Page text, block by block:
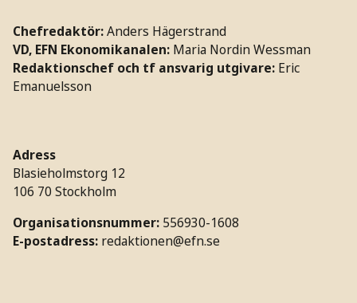
Chefredaktör:Anders Hägerstrand
VD, EFN Ekonomikanalen: Maria Nordin Wessman
Redaktionschef och tf ansvarig utgivare: Eric
Emanuelsson
Adress
Blasieholmstorg 12
106 70 Stockholm
Organisationsnummer: 556930-1608
E-postadress: redaktionen@efn.se